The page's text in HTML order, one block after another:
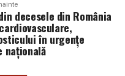
și lucrează cu
încredere. Prezența ei
semn că brandul
decesele din România
în urgențe
națională